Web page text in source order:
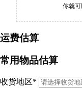
你就可